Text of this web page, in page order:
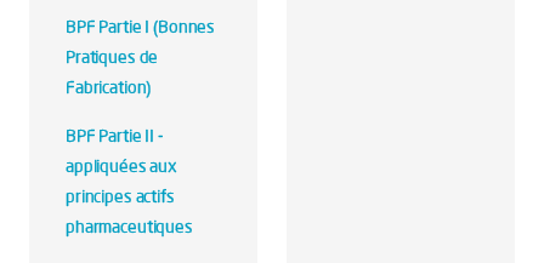
BPF Partie I (Bonnes
Pratiques de
Fabrication)
BPF Partie II -
appliquées aux
principes actifs
pharmaceutiques